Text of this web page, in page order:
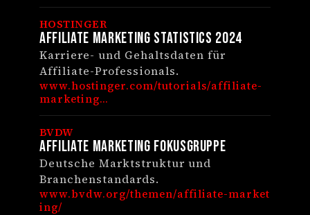
HOSTINGER
Affiliate Marketing Statistics 2024
Karriere- und Gehaltsdaten für
Affiliate-Professionals.
www.hostinger.com/tutorials/affiliate-
marketing...
BVDW
Affiliate Marketing Fokusgruppe
Deutsche Marktstruktur und
Branchenstandards.
www.bvdw.org/themen/affiliate-market
ing/